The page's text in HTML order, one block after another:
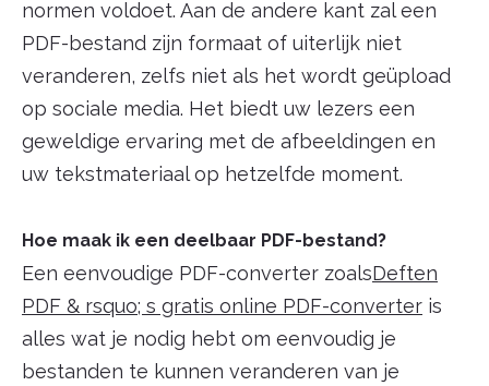
normen voldoet. Aan de andere kant zal een
PDF-bestand zijn formaat of uiterlijk niet
veranderen, zelfs niet als het wordt geüpload
op sociale media. Het biedt uw lezers een
geweldige ervaring met de afbeeldingen en
uw tekstmateriaal op hetzelfde moment.
Hoe maak ik een deelbaar PDF-bestand?
Een eenvoudige PDF-converter zoalsDeften
PDF & rsquo; s gratis online PDF-converter is
alles wat je nodig hebt om eenvoudig je
bestanden te kunnen veranderen van je